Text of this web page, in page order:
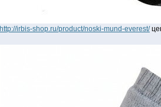
http://irbis-shop.ru/product/noski-mund-everest/